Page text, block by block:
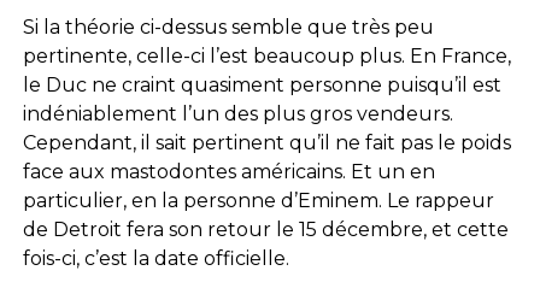
Si la théorie ci-dessus semble que très peu
pertinente, celle-ci l’est beaucoup plus. En France,
le Duc ne craint quasiment personne puisqu’il est
indéniablement l’un des plus gros vendeurs.
Cependant, il sait pertinent qu’il ne fait pas le poids
face aux mastodontes américains. Et un en
particulier, en la personne d’Eminem. Le rappeur
de Detroit fera son retour le 15 décembre, et cette
fois-ci, c’est la date officielle.